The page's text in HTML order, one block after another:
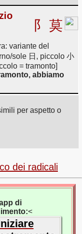
阝 莫
variante del
sole 日, piccolo 小
= tramonto]
abbiamo
per aspetto o
dei radicali
di
<